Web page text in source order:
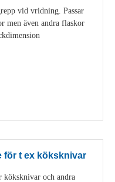
vid vridning. Passar
men även andra flaskor
för t ex köksknivar
och andra